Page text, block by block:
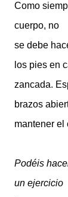
Como
cuerpo, no
se debe
los pies en
zancada.
brazos
mantener el
Podéis
un ejercicio